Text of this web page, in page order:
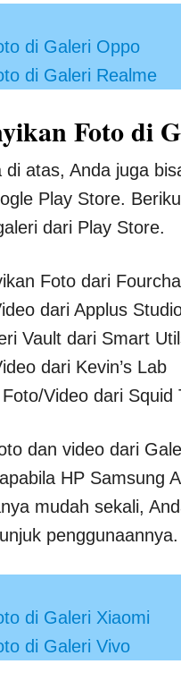
di Galeri Oppo
di Galeri Realme
Foto di
atas, Anda juga
Play Store.
dari Play Store.
Foto dari
dari Applus
Vault dari Smart
dari Kevin’s Lab
Video dari Squid
dan video dari
HP Samsung
mudah sekali,
penggunaannya.
di Galeri Xiaomi
di Galeri Vivo